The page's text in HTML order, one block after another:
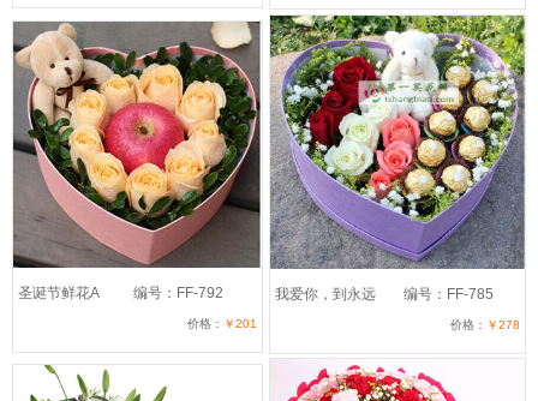
圣诞节鲜花A 编号：FF-792
价格： ￥201
我爱你，到永远 编号：FF-785
价格： ￥278